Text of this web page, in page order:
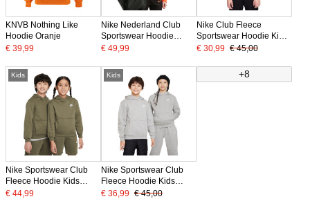
KNVB Nothing Like
Hoodie Oranje
€ 39,99
Nike Nederland Club
Sportswear Hoodie
2026-2028 Kids
€ 49,99
Nike Club Fleece
Sportswear Hoodie Kids
Lichtbruin Wit
€ 30,99 € 45,00
Kids
Nike Sportswear Club
Fleece Hoodie Kids
Olijfgroen Wit
€ 44,99
Kids
Nike Sportswear Club
Fleece Hoodie Kids
Lichtgrijs Wit
€ 36,99 € 45,00
+8